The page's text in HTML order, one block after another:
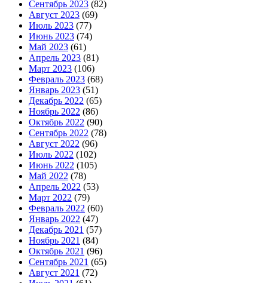
Сентябрь 2023 (82)
Август 2023 (69)
Июль 2023 (77)
Июнь 2023 (74)
Май 2023 (61)
Апрель 2023 (81)
Март 2023 (106)
Февраль 2023 (68)
Январь 2023 (51)
Декабрь 2022 (65)
Ноябрь 2022 (86)
Октябрь 2022 (90)
Сентябрь 2022 (78)
Август 2022 (96)
Июль 2022 (102)
Июнь 2022 (105)
Май 2022 (78)
Апрель 2022 (53)
Март 2022 (79)
Февраль 2022 (60)
Январь 2022 (47)
Декабрь 2021 (57)
Ноябрь 2021 (84)
Октябрь 2021 (96)
Сентябрь 2021 (65)
Август 2021 (72)